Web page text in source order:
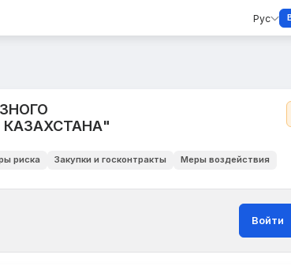
Рус
риска Закупки и госконтракты
Меры воздействия
Войти